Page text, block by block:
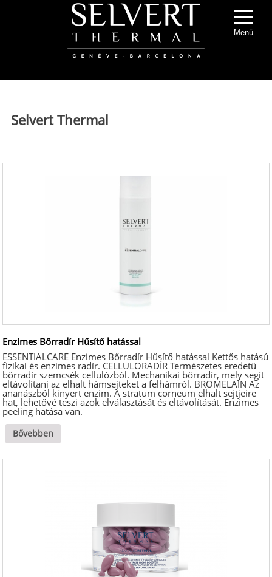
Menü
Selvert Thermal
Enzimes Bőrradír Hűsítő hatással
ESSENTIALCARE Enzimes Bőrradír Hűsítő hatással Kettős hatású
fizikai és enzimes radír. CELLULORADÍR Természetes eredetű
bőrradír szemcsék cellulózból. Mechanikai bőrradír, mely segít
eltávolítani az elhalt hámsejteket a felhámról. BROMELAIN Az
ananászból kinyert enzim. A stratum corneum elhalt sejtjeire
hat, lehetővé teszi azok elválasztását és eltávolítását. Enzimes
peeling hatása van.
Bővebben